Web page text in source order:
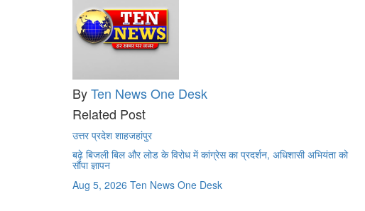
ByTen News One Desk
Related Post
उत्तर प्रदेश शाहजहांपुर
बढ़े बिजली बिल और लोड के विरोध में कांग्रेस का प्रदर्शन, अधिशासी अभियंता को
सौंपा ज्ञापन
Aug 5, 2026 Ten News One Desk